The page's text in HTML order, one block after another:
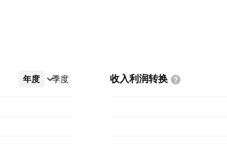
年度 季度
更多 收入利润转换